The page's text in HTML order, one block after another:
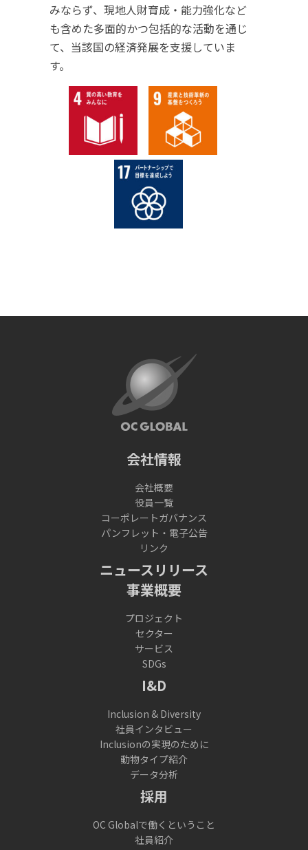
みならず、現地人財育成・能力強化など
も含めた多面的かつ包括的な活動を通じ
て、当該国の経済発展を支援していま
す。
会社情報
会社概要
役員一覧
コーポレートガバナンス
パンフレット・電子公告
リンク
ニュースリリース
事業概要
プロジェクト
セクター
サービス
SDGs
I&D
Inclusion & Diversity
社員インタビュー
Inclusionの実現のために
動物タイプ紹介
データ分析
採用
OC Globalで働くということ
社員紹介